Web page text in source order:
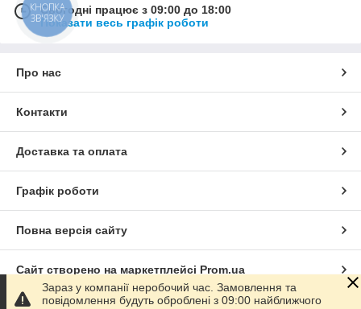
Сьогодні працює з 09:00 до 18:00
Показати весь графік роботи
Про нас
Контакти
Доставка та оплата
Графік роботи
Повна версія сайту
Сайт створено на маркетплейсі Prom.ua
Зараз у компанії неробочий час. Замовлення та
повідомлення будуть оброблені з 09:00 найближчого
КНОПКА
ЗВ'ЯЗКУ